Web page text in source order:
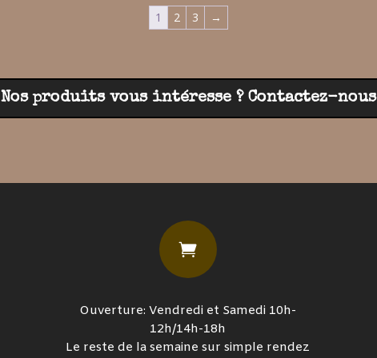
1 2 3 →
Nos produits vous intéresse ? Contactez-nous

Ouverture: Vendredi et Samedi 10h-
12h/14h-18h
Le reste de la semaine sur simple rendez